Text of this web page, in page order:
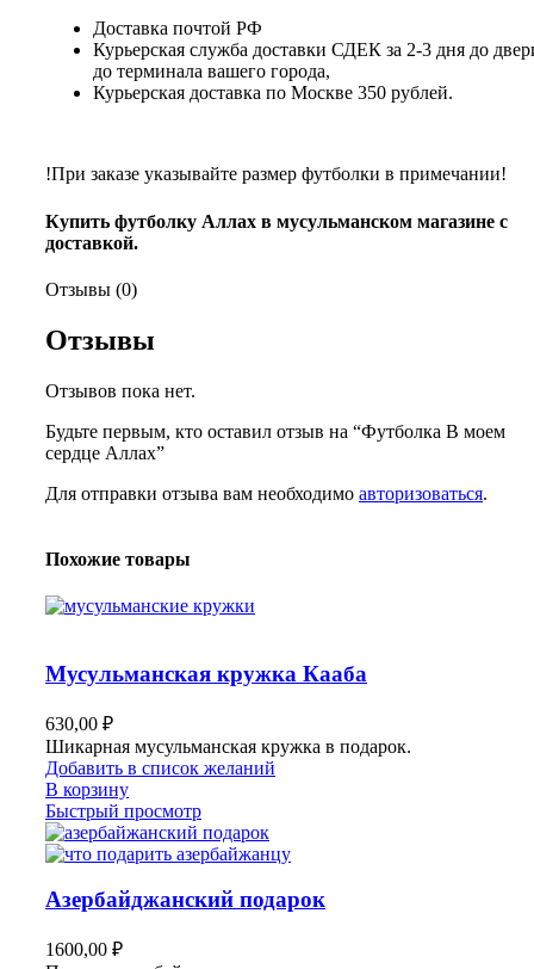
Доставка почтой РФ
Курьерская служба доставки СДЕК за 2-3 дня до
до терминала вашего города,
Курьерская доставка по Москве 350 рублей.
!При заказе указывайте размер футболки в примечании!
Купить футболку Аллах в мусульманском магазине с
доставкой.
Отзывы (0)
Отзывы
Отзывов пока нет.
Будьте первым, кто оставил отзыв на “Футболка В моем
сердце Аллах”
Для отправки отзыва вам необходимо авторизоваться.
Похожие товары
Мусульманская кружка Кааба
630,00 ₽
Шикарная мусульманская кружка в подарок.
Добавить в список желаний
В корзину
Быстрый просмотр
Азербайджанский подарок
1600,00 ₽